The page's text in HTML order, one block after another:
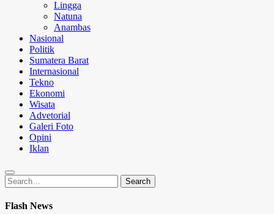
Lingga
Natuna
Anambas
Nasional
Politik
Sumatera Barat
Internasional
Tekno
Ekonomi
Wisata
Advetorial
Galeri Foto
Opini
Iklan
Search
for:
Search
Flash News